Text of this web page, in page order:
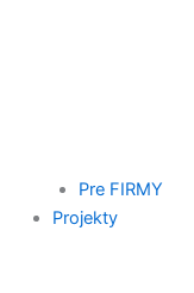
Pre FIRMY
Projekty